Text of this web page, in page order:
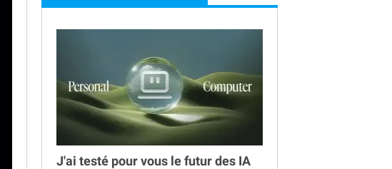
J'ai testé pour vous le futur des IA